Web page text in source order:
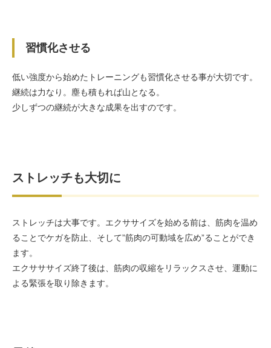
習慣化させる
低い強度から始めたトレーニングも習慣化させる事が大切です。
継続は力なり。塵も積もれば山となる。
少しずつの継続が大きな成果を出すのです。
ストレッチも大切に
ストレッチは大事です。エクササイズを始める前は、筋肉を温め
ることでケガを防止、そして”筋肉の可動域を広め”ることができ
ます。
エクサササイズ終了後は、筋肉の収縮をリラックスさせ、運動に
よる緊張を取り除きます。